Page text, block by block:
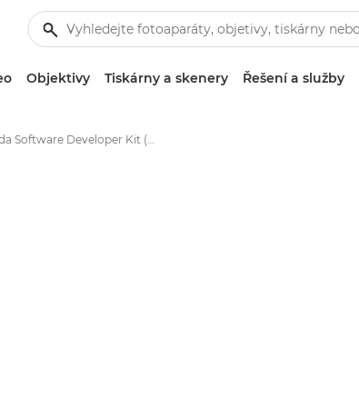
Objektivy Tiskárny a skenery Řešení a služby
Sada Software Developer Kit (SDK)